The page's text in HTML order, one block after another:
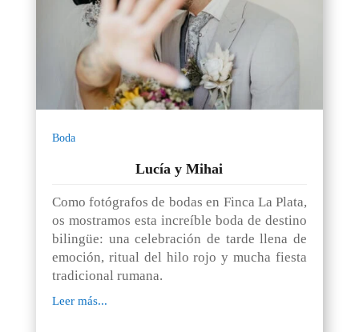
Boda
Lucía y Mihai
Como fotógrafos de bodas en Finca La Plata,
os mostramos esta increíble boda de destino
bilingüe: una celebración de tarde llena de
emoción, ritual del hilo rojo y mucha fiesta
tradicional rumana.
Leer más...